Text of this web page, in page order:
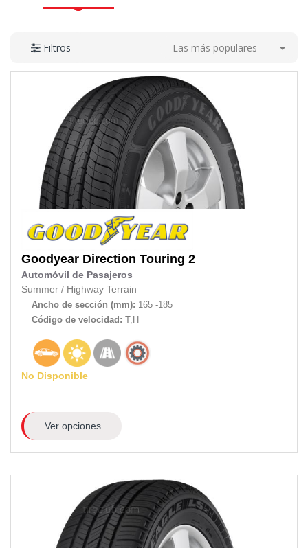
Filtros Las más populares
Goodyear Direction Touring 2
Automóvil de Pasajeros
Summer / Highway Terrain
Ancho de sección (mm): 165 -185
Código de velocidad: T,H
No Disponible
Ver opciones